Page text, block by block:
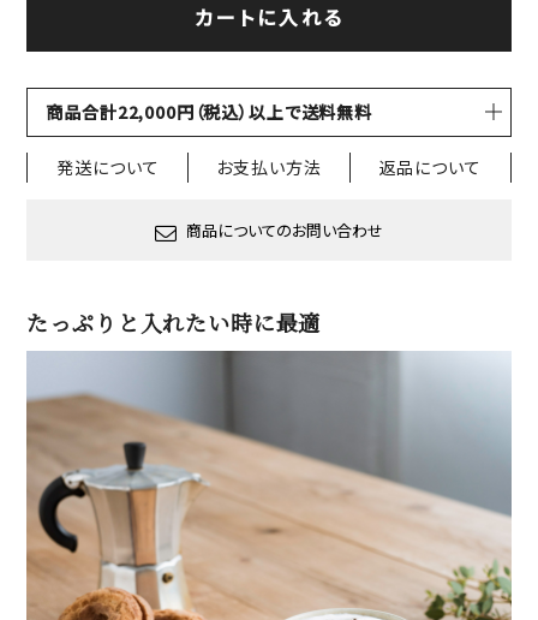
カートに入れる
商品合計22,000円（税込）以上で送料無料
発送について お支払い方法 返品について
商品についてのお問い合わせ
たっぷりと入れたい時に最適